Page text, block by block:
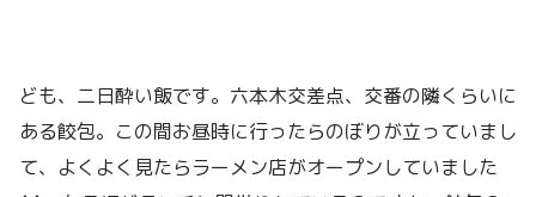
ども、二日酔い飯です。六本木交差点、交番の隣くらいに
ある餃包。この間お昼時に行ったらのぼりが立っていまし
て、よくよく見たらラーメン店がオープンしていました